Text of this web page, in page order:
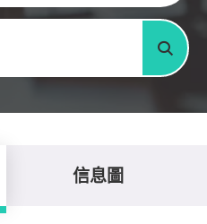
搜尋
信息圖